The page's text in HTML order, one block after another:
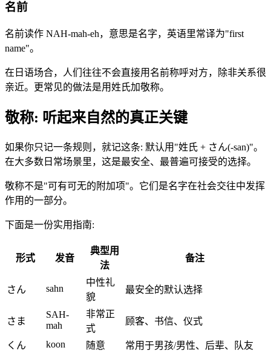
名前
名前读作 NAH-mah-eh，意思是名字，英语里常译为"first
name"。
在日语场合，人们往往不会直接用名前称呼对方，除非关系很
亲近。更常见的做法是用姓氏加敬称。
敬称: 听起来自然的真正关键
如果你只记一条规则，就记这条: 默认用"姓氏 + さん(-san)"。
在大多数日常场景里，这是最安全、最普遍可接受的选择。
敬称不是"可有可无的附加项"。它们是名字在社会交往中发挥
作用的一部分。
下面是一份实用指南:
形式 发音
典型用
法
备注
さん sahn
中性礼
貌
最安全的默认选择
さま
SAH-
mah
非常正
式
顾客、书信、仪式
くん koon 随意 常用于男孩/男性、后辈、队友